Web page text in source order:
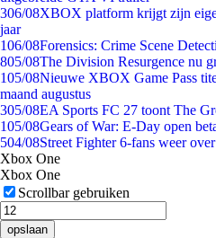
306/08XBOX platform krijgt zijn
jaar
106/08Forensics: Crime Scene
805/08The Division Resurgence nu
105/08Nieuwe XBOX Game Pass
maand augustus
305/08EA Sports FC 27 toont The
105/08Gears of War: E-Day open
504/08Street Fighter 6-fans weer
Xbox One
Xbox One
Scrollbar gebruiken
opslaan